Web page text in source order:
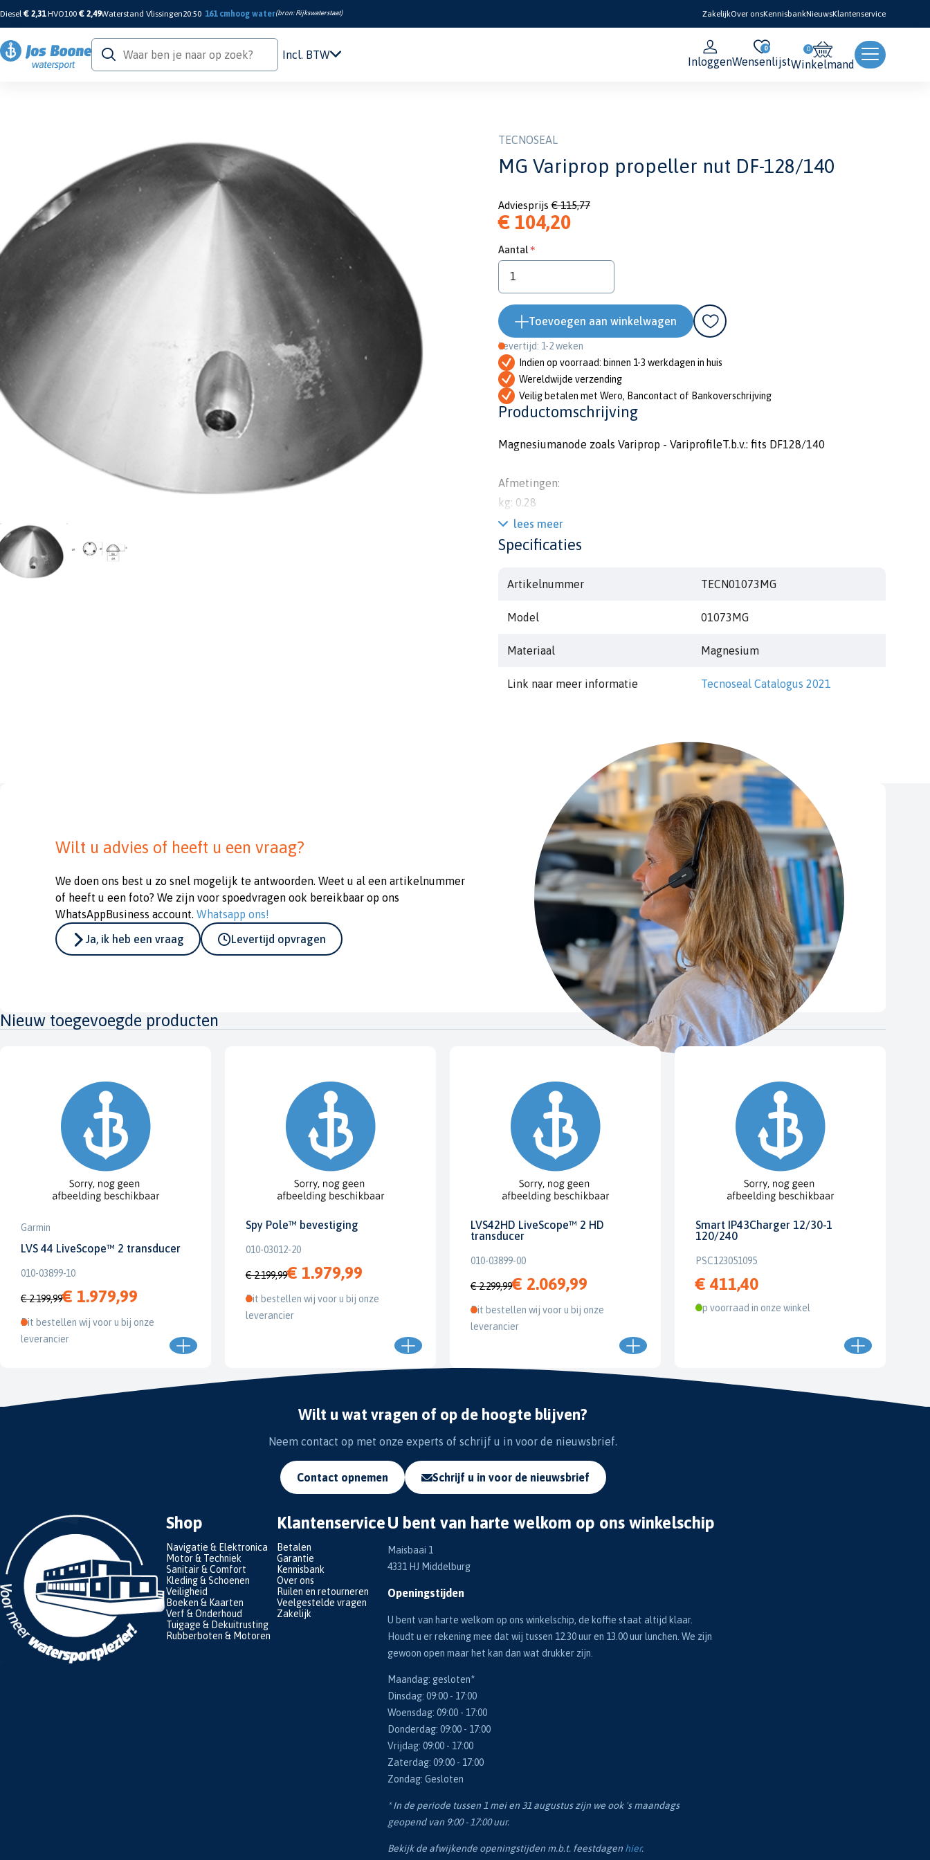
Diesel€ 2,31 HVO100 € 2,49Waterstand Vlissingen20:50 161 cm hoog water(bron:Rijkswaterstaat) ZakelijkOver onsKennisbankNieuwsKlantenservice
Verf & Onderhoud
Tuigage & Dekuitrusting
Rubberboten & Motoren
Outlet
Incl. BTW
Inloggen
0
WensenlijstWinkelmand
TECNOSEAL
MG Variprop propeller nut DF-128/140
Adviesprijs € 115,77
€ 104,20
Aantal
Toevoegen aan winkelwagen
Levertijd: 1-2 weken
Indien op voorraad: binnen 1-3 werkdagen in huis
Wereldwijde verzending
Veilig betalen met Wero, Bancontact of Bankoverschrijving
Productomschrijving
Magnesiumanode zoals Variprop - VariprofileT.b.v.: fits DF128/140
Afmetingen:
kg: 0.28
lbs: 0.62
h: 56mm
diam1: 7mm
diam3: 95mm
lees meer
Specificaties
Artikelnummer TECN01073MG
Model 01073MG
Materiaal Magnesium
Link naar meer informatie Tecnoseal Catalogus 2021
Wilt u advies of heeft u een vraag?
We doen ons best u zo snel mogelijk te antwoorden. Weet u al een artikelnummer
of heeft u een foto? We zijn voor spoedvragen ook bereikbaar op ons
WhatsAppBusiness account. Whatsapp ons!
Ja, ik heb een vraag
Levertijd opvragen
Nieuw toegevoegde producten
Garmin
LVS 44 LiveScope™ 2 transducer
010-03899-10
€ 2.199,99€ 1.979,99
Dit bestellen wij voor u bij onze
leverancier
Spy Pole™ bevestiging
010-03012-20
€ 2.199,99€ 1.979,99
Dit bestellen wij voor u bij onze
leverancier
LVS42HD LiveScope™ 2 HD
transducer
010-03899-00
€ 2.299,99€ 2.069,99
Dit bestellen wij voor u bij onze
leverancier
Smart IP43Charger 12/30-1
120/240
PSC123051095
€ 411,40
Op voorraad in onze winkel
Wilt u wat vragen of op de hoogte blijven?
Neem contact op met onze experts of schrijf u in voor de nieuwsbrief.
Contact opnemen Schrijf u in voor de nieuwsbrief
Shop
Navigatie & Elektronica
Motor & Techniek
Sanitair & Comfort
Kleding & Schoenen
Veiligheid
Boeken & Kaarten
Verf & Onderhoud
Tuigage & Dekuitrusting
Rubberboten & Motoren
Klantenservice
Betalen
Garantie
Kennisbank
Over ons
Ruilen en retourneren
Veelgestelde vragen
Zakelijk
U bent van harte welkom op ons winkelschip
Maisbaai 1
4331 HJ Middelburg
Openingstijden
U bent van harte welkom op ons winkelschip, de koffie staat altijd klaar.
Houdt u er rekening mee dat wij tussen 12.30 uur en 13.00 uur lunchen. We zijn
gewoon open maar het kan dan wat drukker zijn.
Maandag: gesloten*
Dinsdag: 09:00 - 17:00
Woensdag: 09:00 - 17:00
Donderdag: 09:00 - 17:00
Vrijdag: 09:00 - 17:00
Zaterdag: 09:00 - 17:00
Zondag: Gesloten
* In de periode tussen 1 mei en 31 augustus zijn we ook 's maandags
geopend van 9:00 - 17:00 uur.
Bekijk de afwijkende openingstijden m.b.t. feestdagen hier.